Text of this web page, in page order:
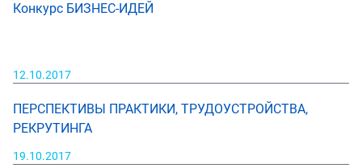
Конкурс БИЗНЕС-ИДЕЙ
12.10.2017
ПЕРСПЕКТИВЫ ПРАКТИКИ, ТРУДОУСТРОЙСТВА,
РЕКРУТИНГА
19.10.2017